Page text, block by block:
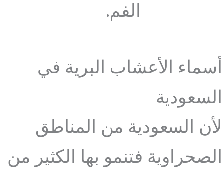
الفم.
أسماء الأعشاب البرية في
السعودية
لأن السعودية من المناطق
الصحراوية فتنمو بها الكثير من